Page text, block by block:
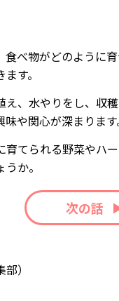
食べ物がどのように
す。
え、水やりをし、収
や関心が深まります
育てられる野菜やハ
か。
次の話
）